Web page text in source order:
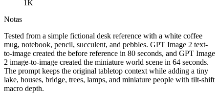
1K
Notas
Tested from a simple fictional desk reference with a white coffee
mug, notebook, pencil, succulent, and pebbles. GPT Image 2 text-
to-image created the before reference in 80 seconds, and GPT Image
2 image-to-image created the miniature world scene in 64 seconds.
The prompt keeps the original tabletop context while adding a tiny
lake, houses, bridge, trees, lamps, and miniature people with tilt-shift
macro depth.